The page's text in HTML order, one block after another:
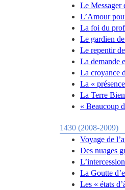
Le Messager
L’Amour
La foi du
Le gardien
Le repentir
La demande
La croyance
La «
La Terre
« Beaucoup
1430 (2008-2009)
Voyage de
Des nuages
La Goutte
Les « états